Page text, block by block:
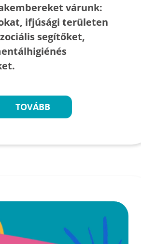
várunk:
ifjúsági területen
segítőket,
TOVÁBB